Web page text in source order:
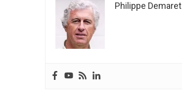
Philippe Demaret